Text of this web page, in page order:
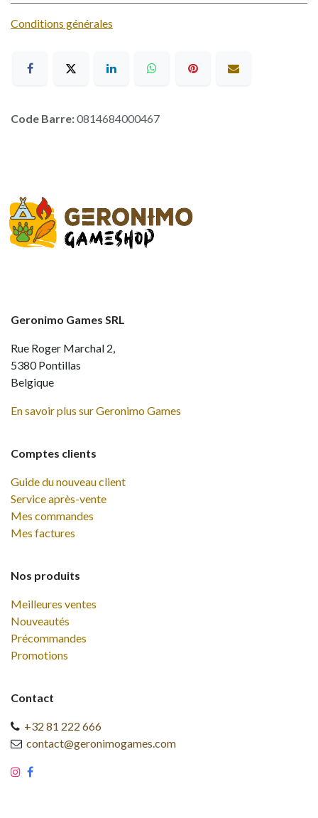
Conditions générales
Code Barre:0814684000467
Comptes clients
Guide du nouveau client
Service après-vente
Mes commandes
Mes factures
Nos produits
Meilleures ventes
Nouveautés
Précommandes
Promotions
Contact
+32 81 222 666
contact@geronimogames.com
Geronimo Games SRL
Rue Roger Marchal 2,
5380 Pontillas
Belgique
En savoir plus sur Geronimo Games